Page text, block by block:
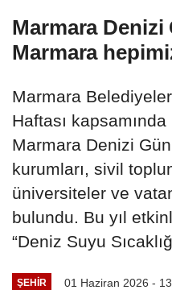
Marmara Denizi
Marmara
Marmara
Haftası
Marmara Denizi
kurumları, sivil
üniversiteler ve
bulundu. Bu yıl
“Deniz Suyu
ŞEHIR 01 Haziran 2026 -